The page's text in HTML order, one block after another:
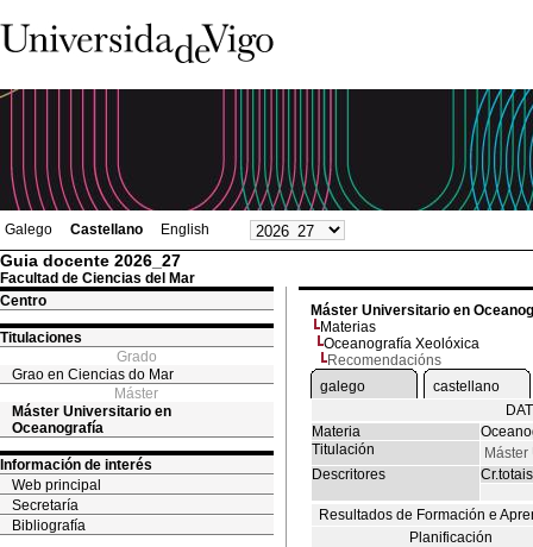
Galego Castellano English
Guia docente 2026_27
Facultad de Ciencias del Mar
Centro
Titulaciones
Grado
Grao en Ciencias do Mar
Máster
Máster Universitario en
Oceanografía
Información de interés
Web principal
Secretaría
Bibliografía
Máster Universitario en
Materias
Oceanografía Xeolóxica
Recomendacións
galego
castellano
Materia
Titulación
Descritores
Cr.totais
Resultados de Formación e
Planificación